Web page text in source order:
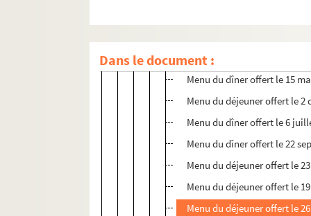
Dans le document :
Planche 3
Menu du dîner offert le 15
Menu du déjeuner offert le 2
Menu du dîner offert le 6
Menu du dîner offert le 22
Menu du déjeuner offert le
Menu du déjeuner offert le
Menu du déjeuner offert le